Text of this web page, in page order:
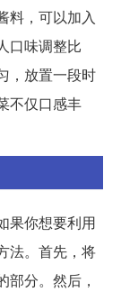
料，可以加入
口味调整比
，放置一段时
不仅口感丰
果你想要利用
法。首先，将
分。然后，